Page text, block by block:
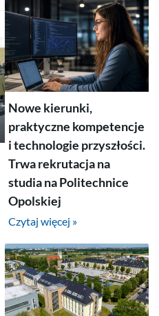
Nowe kierunki,
praktyczne kompetencje
i technologie przyszłości.
Trwa rekrutacja na
studia na Politechnice
Opolskiej
Czytaj więcej »